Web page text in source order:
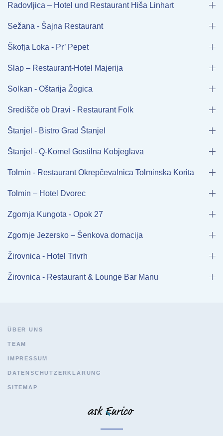
Radovljica – Hotel und Restaurant Hiša Linhart
Sežana - Šajna Restaurant
Škofja Loka - Pr’ Pepet
Slap – Restaurant-Hotel Majerija
Solkan - Oštarija Žogica
Središče ob Dravi - Restaurant Folk
Štanjel - Bistro Grad Štanjel
Štanjel - Q-Komel Gostilna Kobjeglava
Tolmin - Restaurant Okrepčevalnica Tolminska Korita
Tolmin – Hotel Dvorec
Zgornja Kungota - Opok 27
Zgornje Jezersko – Šenkova domacija
Žirovnica - Hotel Trivrh
Žirovnica - Restaurant & Lounge Bar Manu
ÜBER UNS
TEAM
IMPRESSUM
DATENSCHUTZERKLÄRUNG
SITEMAP